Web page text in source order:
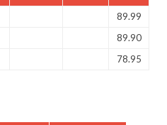
89.99
89.90
78.95